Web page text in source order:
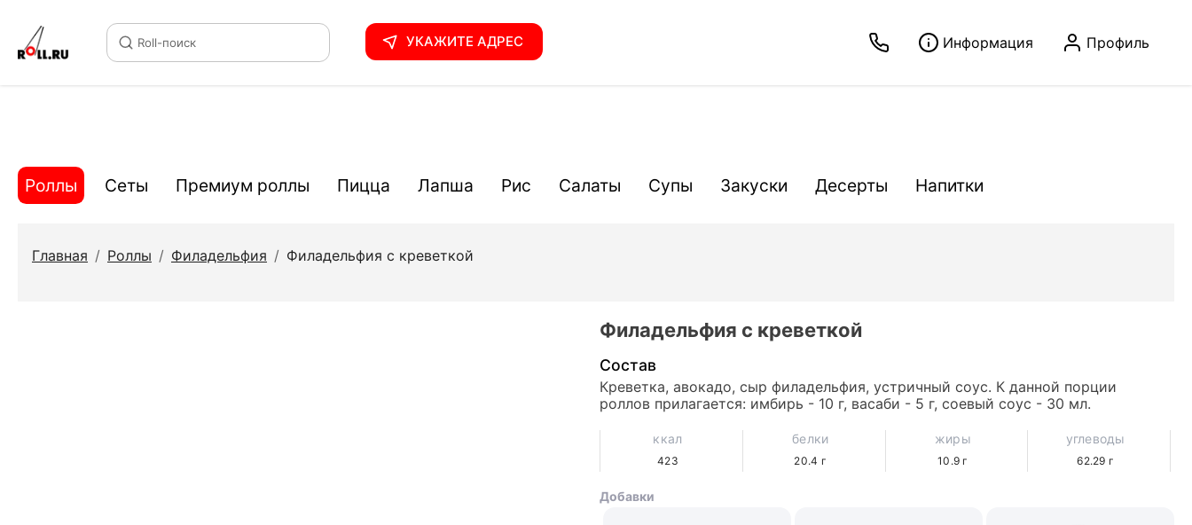
Roll-поиск УКАЖИТЕ АДРЕС Информация Профиль
Роллы Сеты Премиум роллы Пицца Лапша Рис Салаты Супы Закуски Десерты Напитки
Главная / Роллы / Филадельфия / Филадельфия с креветкой
Филадельфия с креветкой
Состав
Креветка, авокадо, сыр филадельфия, устричный соус. К данной порции
роллов прилагается: имбирь - 10 г, васаби - 5 г, соевый соус - 30 мл.
ккал
423
белки
20.4 г
жиры
10.9 г
углеводы
62.29 г
Добавки